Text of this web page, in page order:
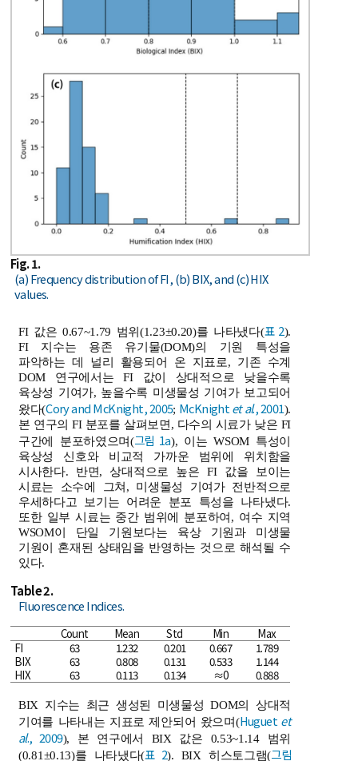
Fig. 1.
(a) Frequency distribution of FI, (b) BIX, and (c) HIX
values.
FI 값은 0.67~1.79 범위(1.23±0.20)를 나타냈다(표 2).
FI 지수는 용존 유기물(DOM)의 기원 특성을
파악하는 데 널리 활용되어 온 지표로, 기존 수계
DOM 연구에서는 FI 값이 상대적으로 낮을수록
육상성 기여가, 높을수록 미생물성 기여가 보고되어
왔다(Cory and McKnight, 2005; McKnightet al., 2001).
본 연구의 FI 분포를 살펴보면, 다수의 시료가 낮은 FI
구간에 분포하였으며(그림 1a), 이는 WSOM 특성이
육상성 신호와 비교적 가까운 범위에 위치함을
시사한다. 반면, 상대적으로 높은 FI 값을 보이는
시료는 소수에 그쳐, 미생물성 기여가 전반적으로
우세하다고 보기는 어려운 분포 특성을 나타냈다.
또한 일부 시료는 중간 범위에 분포하여, 여수 지역
WSOM이 단일 기원보다는 육상 기원과 미생물
기원이 혼재된 상태임을 반영하는 것으로 해석될 수
있다.
Table 2.
Fluorescence Indices.
Count Mean Std Min
Max
FI
63 1.232 0.201 0.667
1.789
BIX
63 0.808 0.131 0.533
1.144
HIX
63 0.113 0.134 ≈0 0.888
BIX 지수는 최근 생성된 미생물성 DOM의 상대적
기여를 나타내는 지표로 제안되어 왔으며(Huguetet
al., 2009), 본 연구에서 BIX 값은 0.53~1.14 범위
(0.81±0.13)를 나타냈다(표 2). BIX 히스토그램(그림